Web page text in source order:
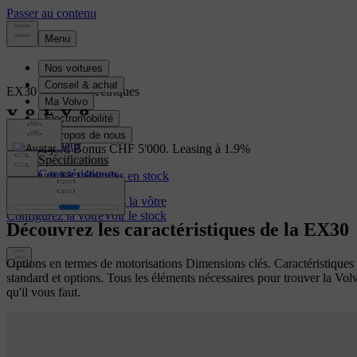
EX30 Modèles électriques
Présentation
Intérieur
Spécifications
Caractéristiques
Voir le stock
Configurez la vôtre
Configurez la vôtreVoir le stock
EX30: Fjord Bonus CHF 5'000. Leasing à 1.9%
Découvrir les véhicules en stock
Découvrez les caractéristiques de la EX30
Options en termes de motorisations Dimensions clés. Caractéristiques
standard et options. Tous les éléments nécessaires pour trouver la
qu'il vous faut.